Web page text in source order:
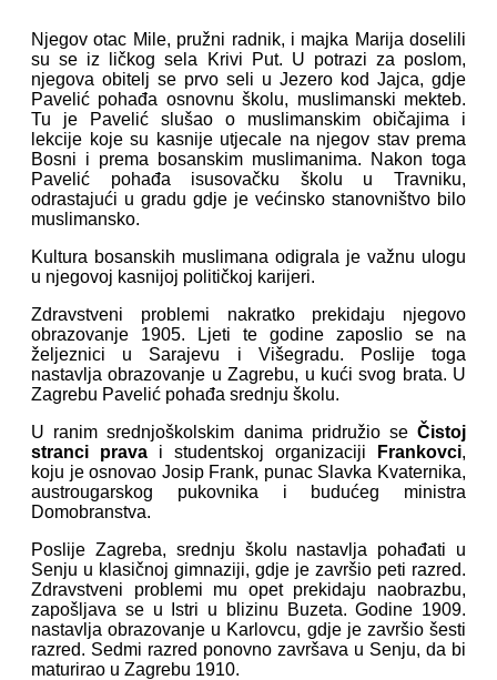
Njegov otac Mile, pružni radnik, i majka Marija doselili
su se iz ličkog sela Krivi Put. U potrazi za poslom,
njegova obitelj se prvo seli u Jezero kod Jajca, gdje
Pavelić pohađa osnovnu školu, muslimanski mekteb.
Tu je Pavelić slušao o muslimanskim običajima i
lekcije koje su kasnije utjecale na njegov stav prema
Bosni i prema bosanskim muslimanima. Nakon toga
Pavelić pohađa isusovačku školu u Travniku,
odrastajući u gradu gdje je većinsko stanovništvo bilo
muslimansko.
Kultura bosanskih muslimana odigrala je važnu ulogu
u njegovoj kasnijoj političkoj karijeri.
Zdravstveni problemi nakratko prekidaju njegovo
obrazovanje 1905. Ljeti te godine zaposlio se na
željeznici u Sarajevu i Višegradu. Poslije toga
nastavlja obrazovanje u Zagrebu, u kući svog brata. U
Zagrebu Pavelić pohađa srednju školu.
U ranim srednjoškolskim danima pridružio se Čistoj
stranci prava i studentskoj organizaciji Frankovci,
koju je osnovao Josip Frank, punac Slavka Kvaternika,
austrougarskog pukovnika i budućeg ministra
Domobranstva.
Poslije Zagreba, srednju školu nastavlja pohađati u
Senju u klasičnoj gimnaziji, gdje je završio peti razred.
Zdravstveni problemi mu opet prekidaju naobrazbu,
zapošljava se u Istri u blizinu Buzeta. Godine 1909.
nastavlja obrazovanje u Karlovcu, gdje je završio šesti
razred. Sedmi razred ponovno završava u Senju, da bi
maturirao u Zagrebu 1910.